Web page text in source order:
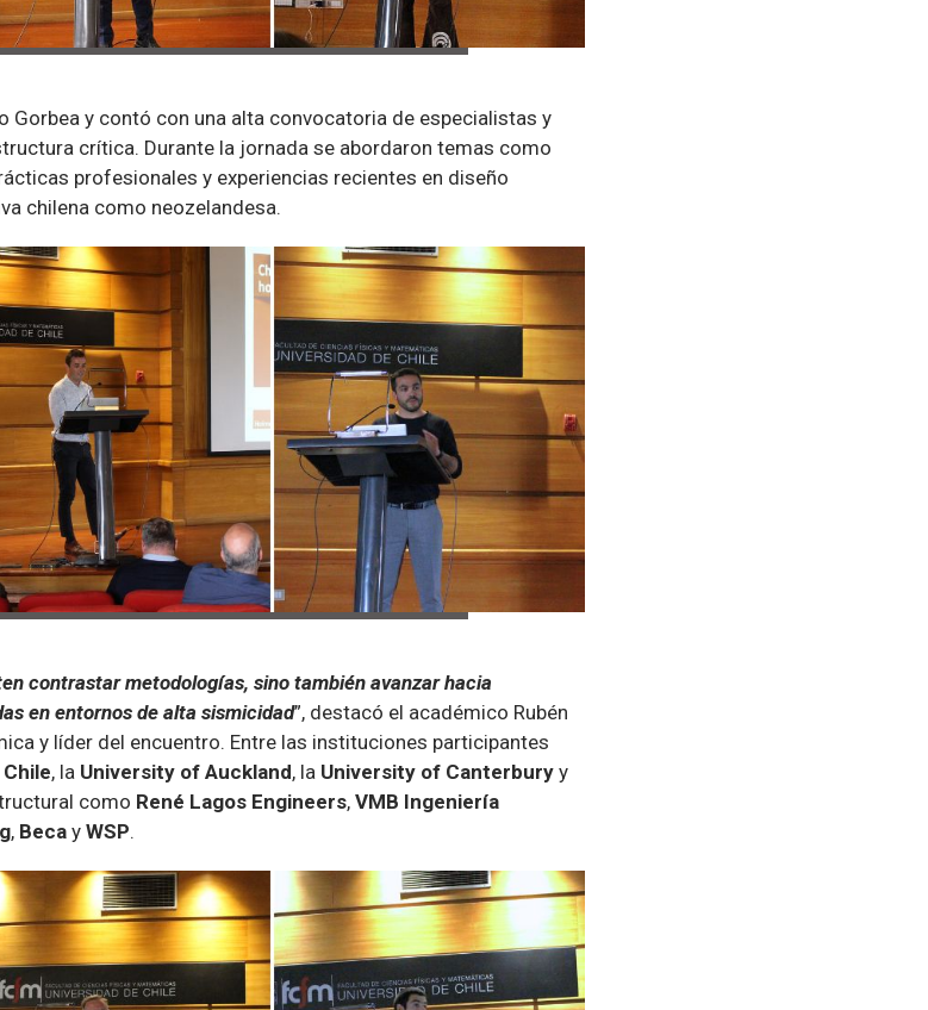
Gorbea y contó con una alta convocatoria de especialistas y
crítica. Durante la jornada se abordaron temas como
profesionales y experiencias recientes en diseño
chilena como neozelandesa.
contrastar metodologías, sino también avanzar hacia
en entornos de alta sismicidad”, destacó el académico Rubén
y líder del encuentro. Entre las instituciones participantes
, la University of Auckland, la University of Canterbury y
como René Lagos Engineers, VMB Ingeniería
, Beca y WSP.